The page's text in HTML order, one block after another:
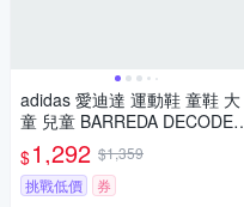
adidas 愛迪達 運動鞋 童鞋 大
童 兒童 BARREDA DECODE J
米白 JP6729 (9104)
$1,292 $1,359
挑戰低價
券